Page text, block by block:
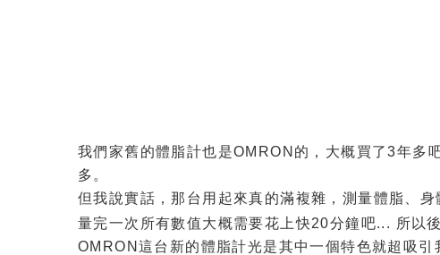
我們家舊的體脂計也是OMRON的，大概買了3年多
多。
但我說實話，那台用起來真的滿複雜，測量體脂、
量完一次所有數值大概需要花上快20分鐘吧... 所以
OMRON這台新的體脂計光是其中一個特色就超吸引